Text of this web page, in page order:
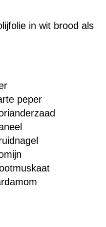
in wit brood als
peper